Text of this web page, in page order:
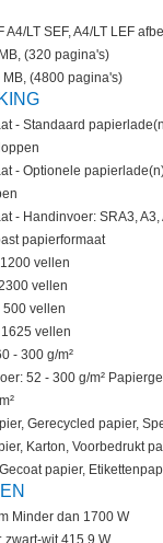
LT SEF, A4/LT LEF
(320 pagina's)
(4800 pagina's)
- Standaard
- Optionele
- Handinvoer: SRA3, A3,
papierformaat
vellen
vellen
500 vellen
vellen
- 300 g/m²
52 - 300 g/m²
Gerecycled papier,
Karton, Voorbedrukt
papier,
Minder dan 1700 W
zwart-wit 415,9 W